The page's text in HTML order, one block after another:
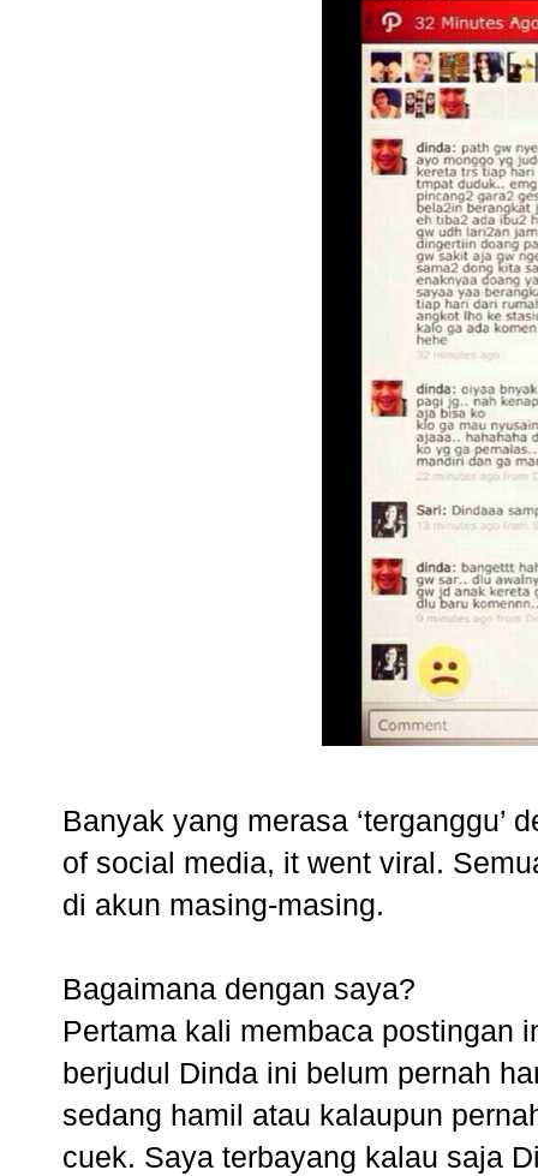
Banyak yang merasa ‘terganggu’
of social media, it went viral.
di akun masing-masing.
Bagaimana dengan saya?
Pertama kali membaca postingan
berjudul Dinda ini belum pernah
sedang hamil atau kalaupun
cuek. Saya terbayang kalau saja